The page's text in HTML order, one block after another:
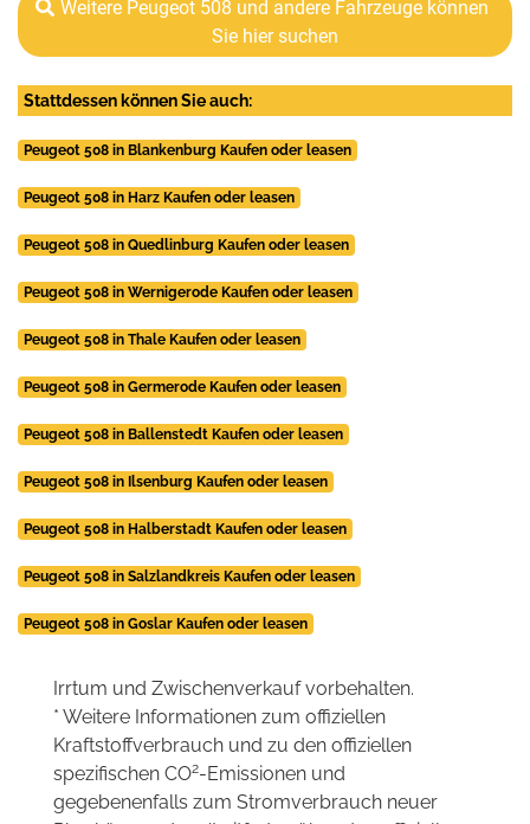
Weitere Peugeot 508 und andere Fahrzeuge können
Sie hier suchen
Stattdessen können Sie auch:
Peugeot 508 in Blankenburg Kaufen oder leasen
Peugeot 508 in Harz Kaufen oder leasen
Peugeot 508 in Quedlinburg Kaufen oder leasen
Peugeot 508 in Wernigerode Kaufen oder leasen
Peugeot 508 in Thale Kaufen oder leasen
Peugeot 508 in Germerode Kaufen oder leasen
Peugeot 508 in Ballenstedt Kaufen oder leasen
Peugeot 508 in Ilsenburg Kaufen oder leasen
Peugeot 508 in Halberstadt Kaufen oder leasen
Peugeot 508 in Salzlandkreis Kaufen oder leasen
Peugeot 508 in Goslar Kaufen oder leasen
Irrtum und Zwischenverkauf vorbehalten.
* Weitere Informationen zum offiziellen
Kraftstoffverbrauch und zu den offiziellen
spezifischen CO2-Emissionen und
gegebenenfalls zum Stromverbrauch neuer